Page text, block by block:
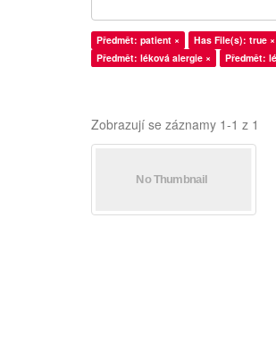
Předmět: patient × Has File(s): true ×
Předmět: léková alergie ×
Předmět:
Zobrazují se záznamy 1-1 z 1